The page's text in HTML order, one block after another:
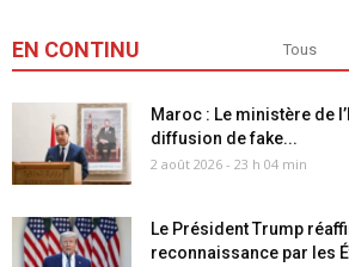
EN CONTINU Tous
Maroc : Le ministère de
diffusion de fake...
2 août 2026 - 23 h 04 min
Le Président Trump
reconnaissance par les